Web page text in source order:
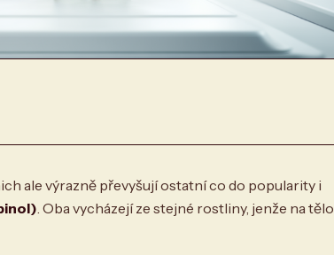
ale výrazně převyšují ostatní co do popularity i
. Oba vycházejí ze stejné rostliny, jenže na tělo